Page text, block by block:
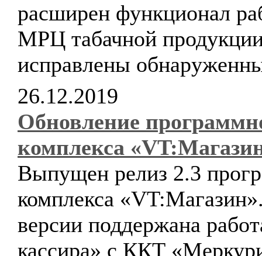
расширен функционал
МРЦ табачной
исправлены
26.12.2019
Обновление
комплекса
Выпущен релиз 2.3
комплекса
версии поддержана
кассира» с ККТ